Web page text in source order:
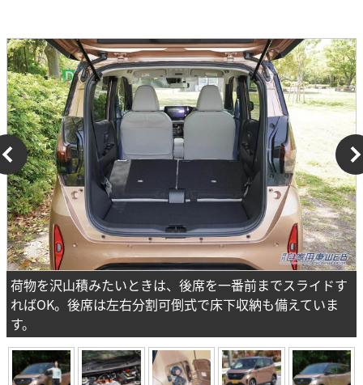
荷物を沢山積みたいときは、後席を一番前までスライドす
ればOK。後席は左右分割可倒式で床下収納も備えていま
す。